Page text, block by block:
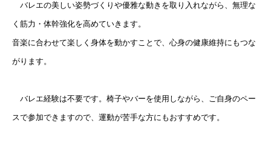
バレエの美しい姿勢づくりや優雅な動きを取り入れながら、無理な
く筋力・体幹強化を高めていきます。
音楽に合わせて楽しく身体を動かすことで、心身の健康維持にもつな
がります。
バレエ経験は不要です。椅子やバーを使用しながら、ご自身のペー
スで参加できますので、運動が苦手な方にもおすすめです。